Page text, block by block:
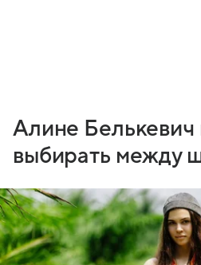
Алине
выбирать между